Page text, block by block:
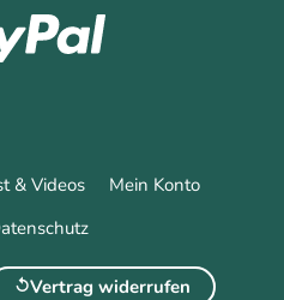
& Videos
Mein Konto
Vertrag widerrufen